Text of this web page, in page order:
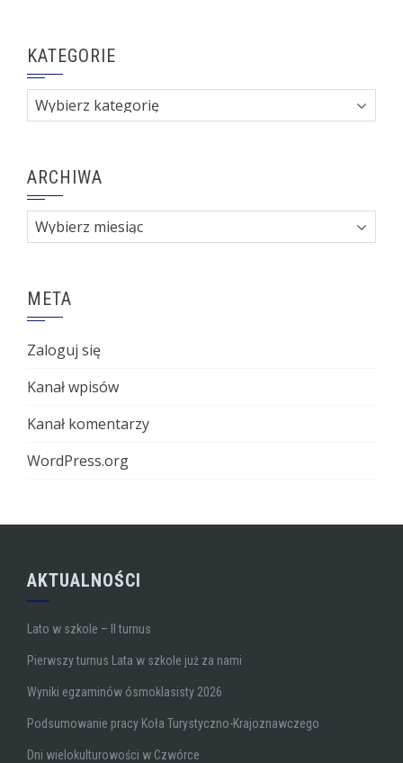
KATEGORIE
Kategorie
ARCHIWA
Archiwa
META
Zaloguj się
Kanał wpisów
Kanał komentarzy
WordPress.org
AKTUALNOŚCI
Lato w szkole – II turnus
Pierwszy turnus Lata w szkole już za nami
Wyniki egzaminów ósmoklasisty 2026
Podsumowanie pracy Koła Turystyczno-Krajoznawczego
Dni wielokulturowości w Czwórce